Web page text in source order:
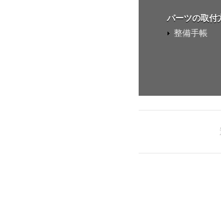
パーツの取付
整備手帳